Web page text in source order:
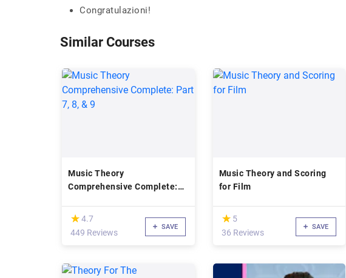
Congratulazioni!
Similar Courses
Music Theory
Comprehensive Complete:
(*)
★
★4.7
449 Reviews
SAVE
Music Theory and Scoring
for Film
(*)
★
★ 5
36 Reviews
SAVE